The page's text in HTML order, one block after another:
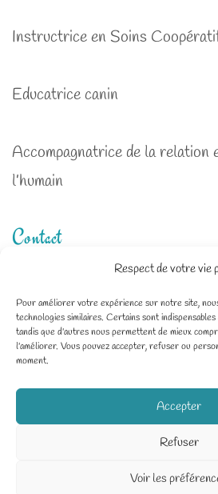
Respect de votre vie
Pour améliorer votre expérience sur notre site,
technologies similaires. Certains sont
tandis que d'autres nous permettent de mieux
l'améliorer. Vous pouvez accepter, refuser ou
moment.
Accepter
Refuser
Voir les
Instructrice en Soins
Educatrice canin
Accompagnatrice de la relation
l’humain
Contact
Zone d'intervention : Deux-
Maritime, Vienne
06 64 20 89 55
Dico.Dog79@gmail.com
© Dico Dog / Tous droits